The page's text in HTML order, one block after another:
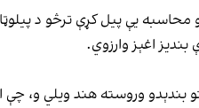
محاسبه یې پیل کړې ترڅو د
اغېز وارزوي.